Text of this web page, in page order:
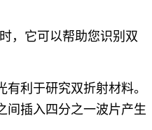
，它可以帮助您识别双
利于研究双折射材料。
间插入四分之一波片产生